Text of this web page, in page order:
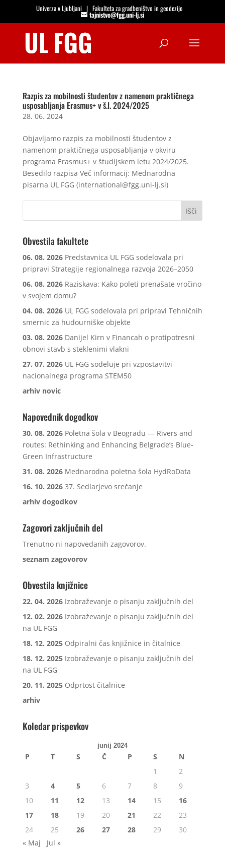
Univerza v Ljubljani |Fakulteta za gradbeništvo in geodezijo
tajnistvo@fgg.uni-lj.si
Razpis za mobilnosti študentov z namenom praktičnega
usposabljanja Erasmus+ v š.l. 2024/2025
28. 06. 2024
Objavljamo razpis za mobilnosti študentov z
namenom praktičnega usposabljanja v okviru
programa Erasmus+ v študijskem letu 2024/2025.
Besedilo razpisa Več informacij: Mednarodna
pisarna UL FGG (international@fgg.uni-lj.si)
Obvestila fakultete
06. 08. 2026 Predstavnica UL FGG sodelovala pri
pripravi Strategije regionalnega razvoja 2026–2050
06. 08. 2026 Raziskava: Kako poleti prenašate vročino
v svojem domu?
04. 08. 2026 UL FGG sodelovala pri pripravi Tehničnih
smernic za hudourniške objekte
03. 08. 2026 Danijel Kirn v Financah o protipotresni
obnovi stavb s steklenimi vlakni
27. 07. 2026 UL FGG sodeluje pri vzpostavitvi
nacionalnega programa STEM50
arhiv novic
Napovednik dogodkov
30. 08. 2026 Poletna šola v Beogradu — Rivers and
routes: Rethinking and Enhancing Belgrade’s Blue-
Green Infrastructure
31. 08. 2026 Mednarodna poletna šola HydRoData
16. 10. 2026 37. Sedlarjevo srečanje
arhiv dogodkov
Zagovori zaključnih del
Trenutno ni napovedanih zagovorov.
seznam zagovorov
Obvestila knjižnice
22. 04. 2026 Izobraževanje o pisanju zaključnih del
12. 02. 2026 Izobraževanje o pisanju zaključnih del
na UL FGG
18. 12. 2025 Odpiralni čas knjižnice in čitalnice
18. 12. 2025 Izobraževanje o pisanju zaključnih del
na UL FGG
20. 11. 2025 Odprtost čitalnice
arhiv
Koledar prispevkov
junij 2024
P T S Č P S
N
1
2
3
4 5 6 7 8
9
10
11 12 13 14 15
16
17
18 19 20 21 22
23
24
25 26 27 28 29
30
« Maj
Jul »